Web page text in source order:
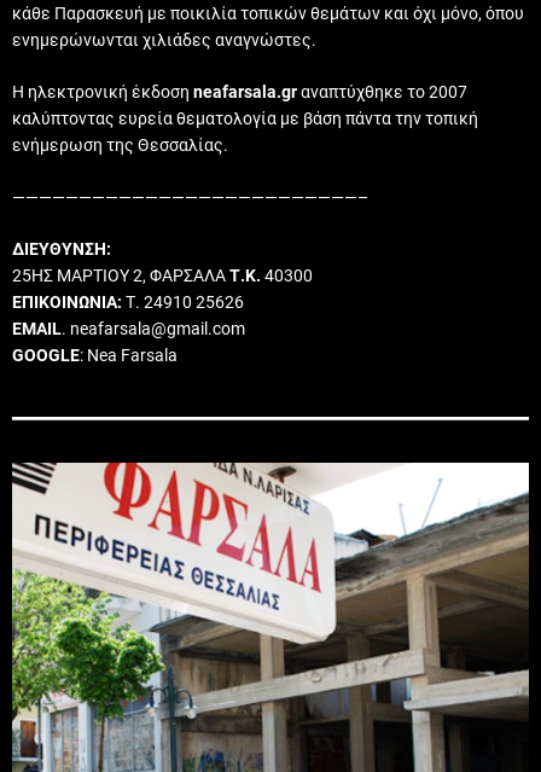
κάθε Παρασκευή με ποικιλία τοπικών θεμάτων και όχι μόνο, όπου
ενημερώνωνται χιλιάδες αναγνώστες.
Η ηλεκτρονική έκδοση neafarsala.grαναπτύχθηκε το 2007
καλύπτοντας ευρεία θεματολογία με βάση πάντα την τοπική
ενήμερωση της Θεσσαλίας.
——————————————————————————–
ΔΙΕΥΘΥΝΣΗ:
25ΗΣ ΜΑΡΤΙΟΥ 2, ΦΑΡΣΑΛΑΤ.Κ. 40300
ΕΠΙΚΟΙΝΩΝΙΑ: Τ. 24910 25626
EMAIL. neafarsala@gmail.com
GOOGLE: Nea Farsala